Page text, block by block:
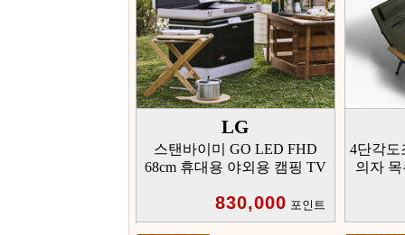
LG
스탠바이미 GO LED FHD
68cm 휴대용 야외용 캠핑 TV
830,000 포인트
4단각도
의자